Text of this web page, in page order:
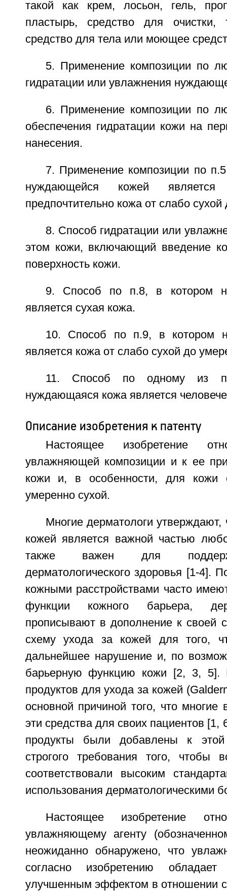
такой как крем, лосьон, гель,
пластырь, средство для
средство для тела или моющее
5. Применение композиции по
гидратации или увлажнения
6. Применение композиции по
обеспечения гидратации кожи на
нанесения.
7. Применение композиции по
нуждающейся кожей
предпочтительно кожа от слабо
8. Способ гидратации или
этом кожи, включающий введение
поверхность кожи.
9. Способ по п.8, в котором
является сухая кожа.
10. Способ по п.9, в котором
является кожа от слабо сухой до
11. Способ по одному из
нуждающаяся кожа является
Описание изобретения к патенту
Настоящее изобретение
увлажняющей композиции и к ее
кожи и, в особенности, для кожи
умеренно сухой.
Многие дерматологи утверждают,
кожей является важной частью
также важен для
дерматологического здоровья [1-4].
кожными расстройствами часто
функции кожного барьера,
прописывают в дополнение к своей
схему ухода за кожей для того,
дальнейшее нарушение и, по
барьерную функцию кожи [2, 3, 5].
продуктов для ухода за кожей
основной причиной того, что многие
эти средства для своих пациентов [1,
продукты были добавлены к этой
строгого требования того, чтобы
соответствовали высоким
использования дерматологическими
Настоящее изобретение
увлажняющему агенту
неожиданно обнаружено, что
согласно изобретению
улучшенным эффектом в отношении